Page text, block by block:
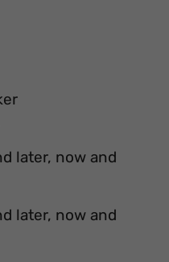
later, now and
later, now and